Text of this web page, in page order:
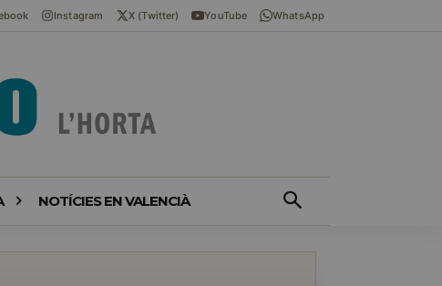
Instagram X (Twitter) YouTube WhatsApp
NOTÍCIES EN VALENCIÀ